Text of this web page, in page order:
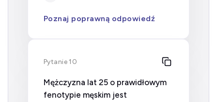
Poznaj poprawną odpowiedź
Pytanie 10
Mężczyzna lat 25 o prawidłowym
fenotypie męskim jest